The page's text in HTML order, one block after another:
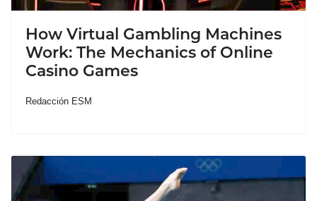
How Virtual Gambling Machines
Work: The Mechanics of Online
Casino Games
Redacción ESM